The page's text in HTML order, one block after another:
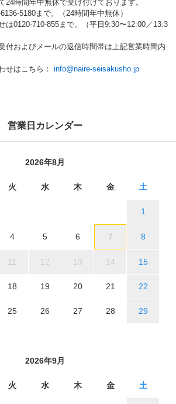
24時間年中無休で受け付けております。
5180まで。（24時間年中無休）
は0120-710-855まで。（平日9:30〜12:00／13:3
付およびメールの返信時間帯は上記営業時間内
せはこちら： info@naire-seisakusho.jp
営業日カレンダー
2026年8月
火 水 木 金 土
1
4 5 6 7 8
11 12 13 14 15
18 19 20 21 22
25 26 27 28 29
2026年9月
火 水 木 金 土